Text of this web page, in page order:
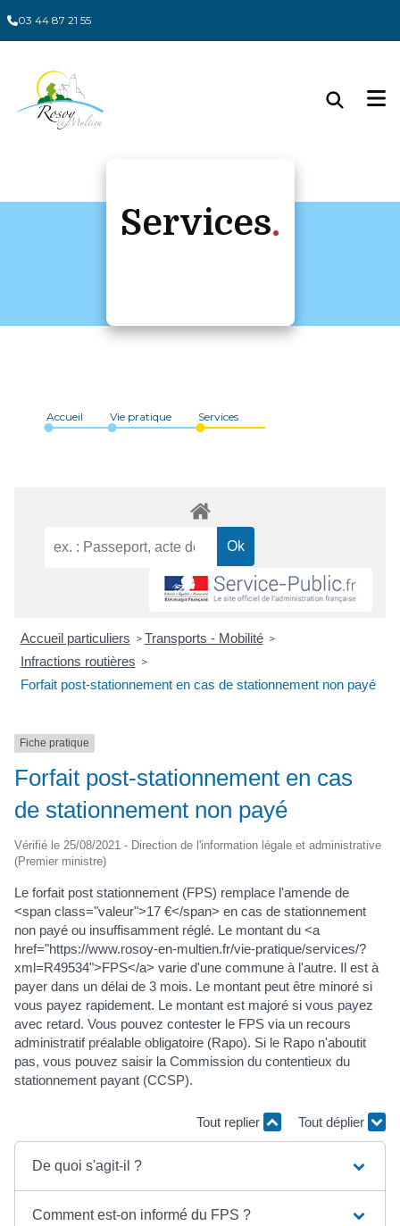
03 44 87 21 55
Services
Accueil Vie pratique Services
Accueil particuliers > Transports - Mobilité >
Infractions routières >
Forfait post-stationnement en cas de stationnement non payé
Fiche pratique
Forfait post-stationnement en cas
de stationnement non payé
Vérifié le 25/08/2021 - Direction de l'information légale et administrative
(Premier ministre)
Le forfait post stationnement (FPS) remplace l'amende de
<span class="valeur">17 €</span> en cas de stationnement
non payé ou insuffisamment réglé. Le montant du <a
href="https://www.rosoy-en-multien.fr/vie-pratique/services/?
xml=R49534">FPS</a> varie d'une commune à l'autre. Il est à
payer dans un délai de 3 mois. Le montant peut être minoré si
vous payez rapidement. Le montant est majoré si vous payez
avec retard. Vous pouvez contester le FPS via un recours
administratif préalable obligatoire (Rapo). Si le Rapo n'aboutit
pas, vous pouvez saisir la Commission du contentieux du
stationnement payant (CCSP).
Tout replier Tout déplier
De quoi s'agit-il ?
Comment est-on informé du FPS ?
Panneau de gestion des cookies